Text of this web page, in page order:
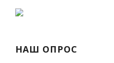
НАШ ОПРОС